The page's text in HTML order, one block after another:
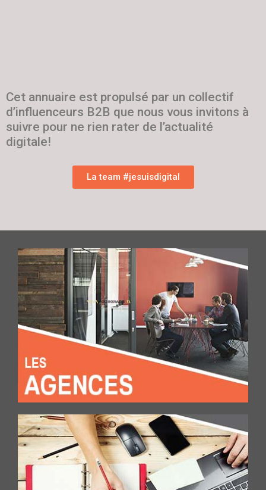
Cet annuaire est propulsé par un collectif
d’influenceurs B2B que nous vous invitons à
suivre pour ne rien rater de l’actualité
digitale!
La team #jesuisdigital